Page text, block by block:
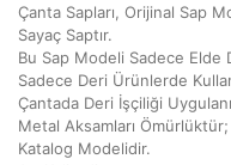
Çanta Sapları, Orijinal Sap
Sayaç Saptır.
Bu Sap Modeli Sadece Elde
Sadece Deri Ürünlerde
Çantada Deri İşçiliği
Metal Aksamları
Katalog Modelidir.